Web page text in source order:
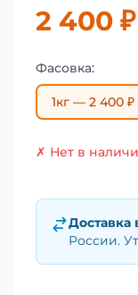
2 400 ₽
Фасовка:
1кг — 2 400 ₽
✗ Нет в
Доставка
России.